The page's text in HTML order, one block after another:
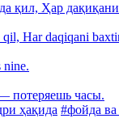
қил, Ҳар
qil, Har daqiqani
nine.
потеряешь часы.
ҳақида #фойда ва